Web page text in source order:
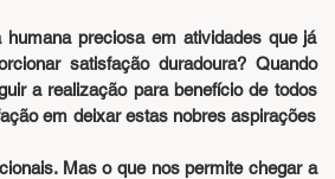
preciosa em atividades que já
satisfação duradoura? Quando
a realização para benefício de todos
em deixar estas nobres aspirações
Mas o que nos permite chegar a